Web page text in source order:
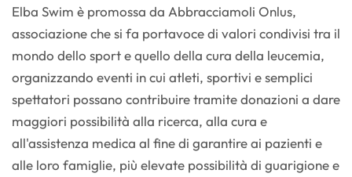
Elba Swim è promossa da Abbracciamoli Onlus,
associazione che si fa portavoce di valori condivisi tra il
mondo dello sport e quello della cura della leucemia,
organizzando eventi in cui atleti, sportivi e semplici
spettatori possano contribuire tramite donazioni a dare
maggiori possibilità alla ricerca, alla cura e
all'assistenza medica al fine di garantire ai pazienti e
alle loro famiglie, più elevate possibilità di guarigione e